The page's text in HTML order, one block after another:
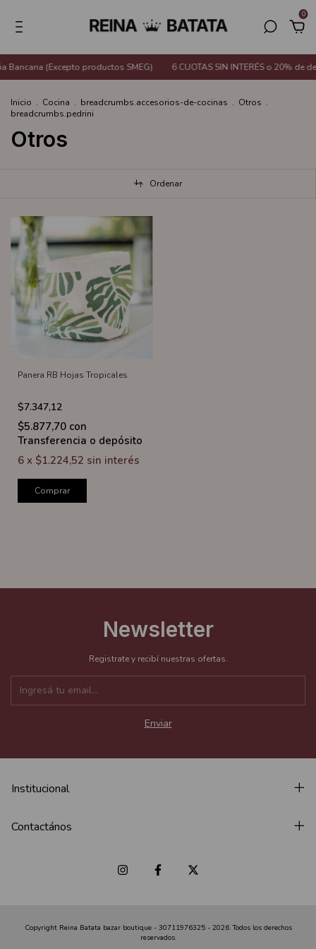
0
Bancaria (Excepto productos SMEG) 6 CUOTAS SIN INTERÉS o 20% de
Inicio . Cocina . breadcrumbs.accesorios-de-cocinas . Otros .
breadcrumbs.pedrini
Otros
Ordenar
Panera RB Hojas Tropicales
$7.347,12
$5.877,70 con
Transferencia o depósito
6 x $1.224,52 sin interés
Comprar
Newsletter
Registrate y recibí nuestras ofertas.
Institucional
Contactános
Copyright Reina Batata bazar boutique - 30711976325 - 2026. Todos los derechos
reservados.